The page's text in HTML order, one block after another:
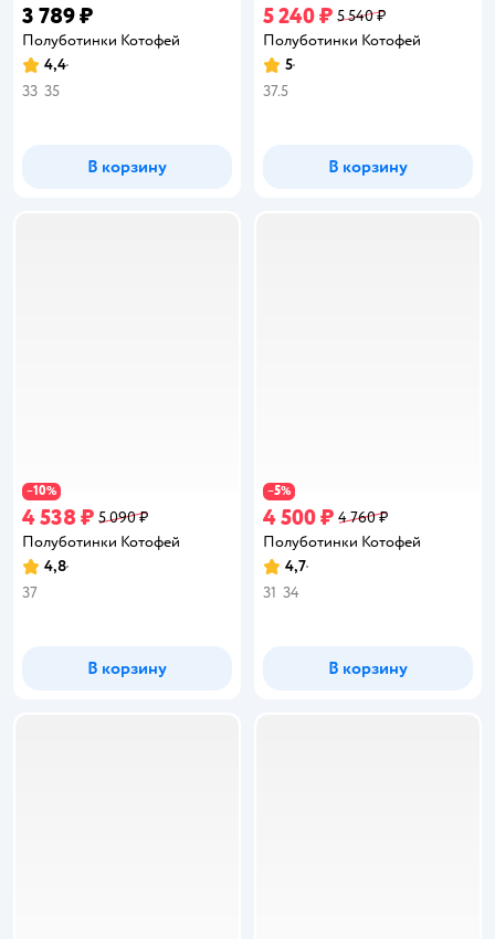
3 789 ₽
Полуботинки Котофей
Рейтинг:
4,4
33 35
В корзину
5 240 ₽ 5 540 ₽
Полуботинки Котофей
Рейтинг:
5
37.5
В корзину
−10%
4 538 ₽ 5 090 ₽
Полуботинки Котофей
Рейтинг:
4,8
37
В корзину
−5%
4 500 ₽ 4 760 ₽
Полуботинки Котофей
Рейтинг:
4,7
31 34
В корзину